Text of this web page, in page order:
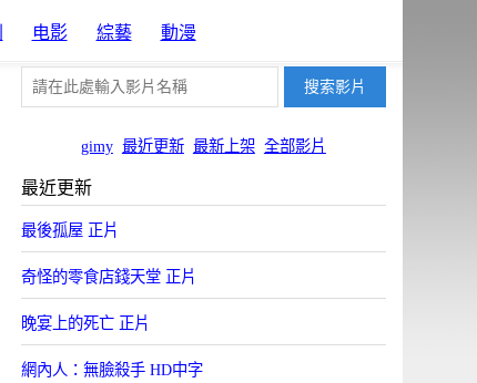
电影 綜藝 動漫
gimy 最近更新 最新上架 全部影片
最近更新
最後孤屋 正片
奇怪的零食店錢天堂 正片
晚宴上的死亡 正片
網內人：無臉殺手 HD中字